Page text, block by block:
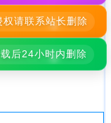
请联系站长删除
后24小时内删除